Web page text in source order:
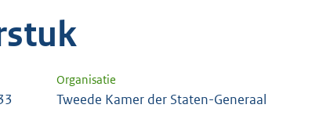
Organisatie
Tweede Kamer der Staten-Generaal